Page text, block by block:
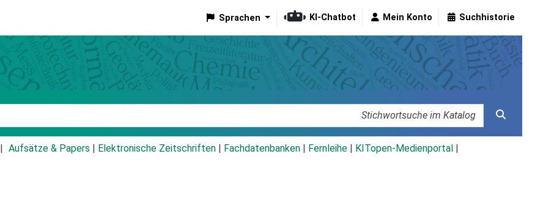
Sprachen KI-Chatbot Mein Konto Suchhistorie
Aufsätze & Papers Elektronische Zeitschriften Fachdatenbanken Fernleihe KITopen-Medienportal